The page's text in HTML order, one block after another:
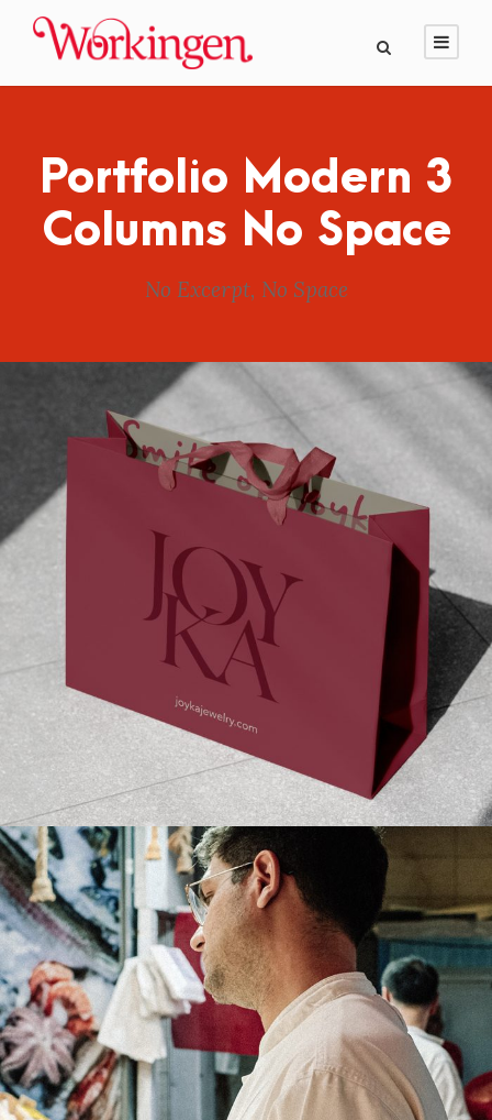
Portfolio Modern 3
Columns No Space
No Excerpt, No Space
Joyka Jewelry
Aşeka Haute Cuisine – Şef